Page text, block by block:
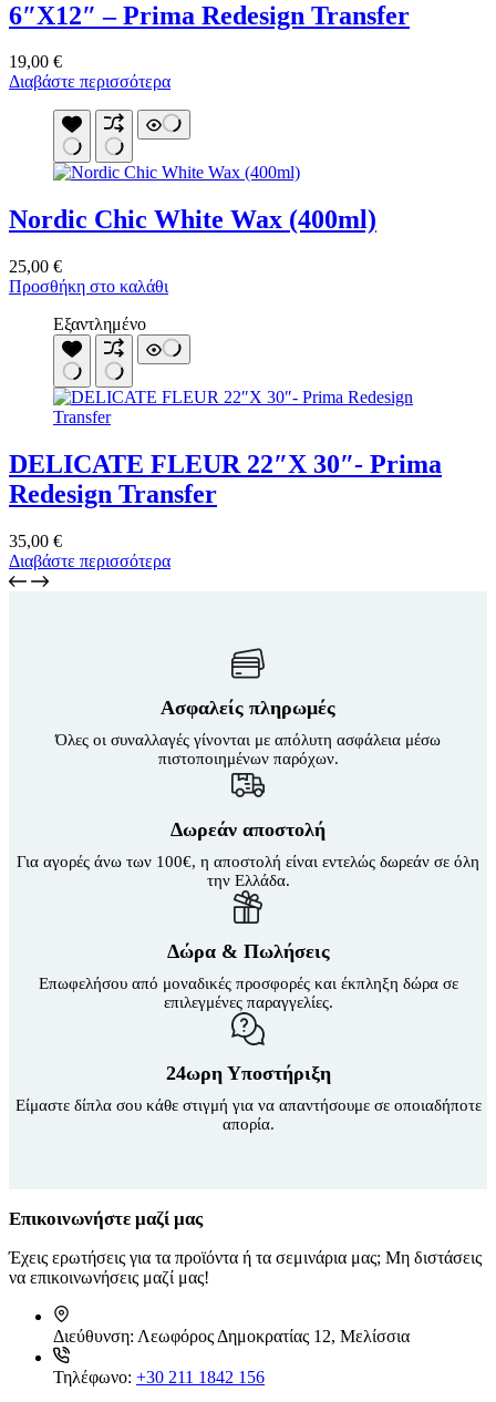
6″X12″ – Prima Redesign Transfer
19,00 €
Διαβάστε περισσότερα
Nordic Chic White Wax (400ml)
25,00 €
Προσθήκη στο καλάθι
Εξαντλημένο
DELICATE FLEUR 22″X 30″- Prima
Redesign Transfer
35,00 €
Διαβάστε περισσότερα
Ασφαλείς πληρωμές
Όλες οι συναλλαγές γίνονται με απόλυτη ασφάλεια μέσω
πιστοποιημένων παρόχων.
Δωρεάν αποστολή
Για αγορές άνω των 100€, η αποστολή είναι εντελώς δωρεάν σε όλη
την Ελλάδα.
Δώρα & Πωλήσεις
Επωφελήσου από μοναδικές προσφορές και έκπληξη δώρα σε
επιλεγμένες παραγγελίες.
24ωρη Υποστήριξη
Είμαστε δίπλα σου κάθε στιγμή για να απαντήσουμε σε οποιαδήποτε
απορία.
Επικοινωνήστε μαζί μας
Έχεις ερωτήσεις για τα προϊόντα ή τα σεμινάρια μας; Μη διστάσεις
να επικοινωνήσεις μαζί μας!
Διεύθυνση: Λεωφόρος Δημοκρατίας 12, Μελίσσια
Τηλέφωνο: +30 211 1842 156